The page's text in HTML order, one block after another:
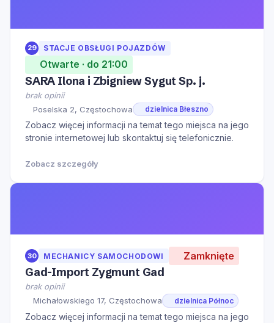
29 STACJE OBSŁUGI POJAZDÓW
Otwarte · do 21:00
SARA Ilona i Zbigniew Sygut Sp. j.
brak opinii
Poselska 2, Częstochowa
dzielnica Błeszno
Zobacz więcej informacji na temat tego miejsca na jego
stronie internetowej lub skontaktuj się telefonicznie.
Zobacz szczegóły
30 MECHANICY SAMOCHODOWI Zamknięte
Gad-Import Zygmunt Gad
brak opinii
Michałowskiego 17, Częstochowa
dzielnica Północ
Zobacz więcej informacji na temat tego miejsca na jego